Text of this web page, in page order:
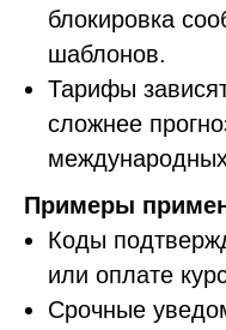
блокировка
шаблонов.
Тарифы
сложнее
Примеры
Коды
или оплате
Срочные